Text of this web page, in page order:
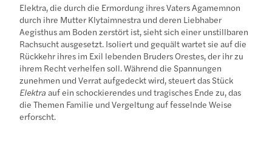
Elektra, die durch die Ermordung ihres Vaters Agamemnon
durch ihre Mutter Klytaimnestra und deren Liebhaber
Aegisthus am Boden zerstört ist, sieht sich einer unstillbaren
Rachsucht ausgesetzt. Isoliert und gequält wartet sie auf die
Rückkehr ihres im Exil lebenden Bruders Orestes, der ihr zu
ihrem Recht verhelfen soll. Während die Spannungen
zunehmen und Verrat aufgedeckt wird, steuert das Stück
Elektra auf ein schockierendes und tragisches Ende zu, das
die Themen Familie und Vergeltung auf fesselnde Weise
erforscht.